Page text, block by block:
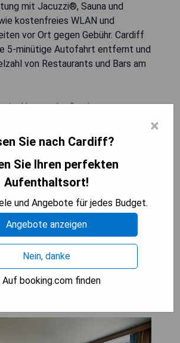
mit Jacuzzi®, Sauna und
kostenfreies WLAN und
vor Ort gegen Gebühr. Cardiff
5-minütige Autofahrt entfernt und
von Restaurants und Bars am
im Herzen der Stadt
Restaurant mit modernem
WLAN verfügbar
×
Sie nach Cardiff?
Sie Ihren perfekten
Aufenthaltsort!
und Angebote für jedes Budget.
Angebote anzeigen
Nein, danke
Auf booking.com finden